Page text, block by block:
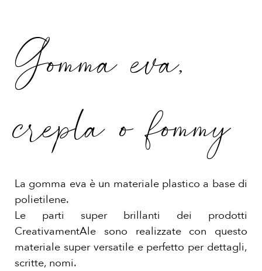
Gomma eva,
crepla o fommy
La gomma eva è un materiale plastico a base di
polietilene.
Le parti super brillanti dei prodotti
CreativamentAle sono realizzate con questo
materiale super versatile e perfetto per dettagli,
scritte, nomi.